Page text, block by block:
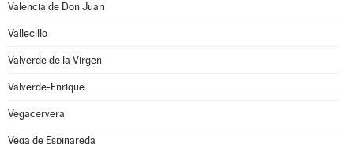
Valencia de Don Juan
Vallecillo
Valverde de la Virgen
Valverde-Enrique
Vegacervera
Vega de Espinareda